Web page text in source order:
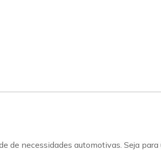
necessidades automotivas. Seja